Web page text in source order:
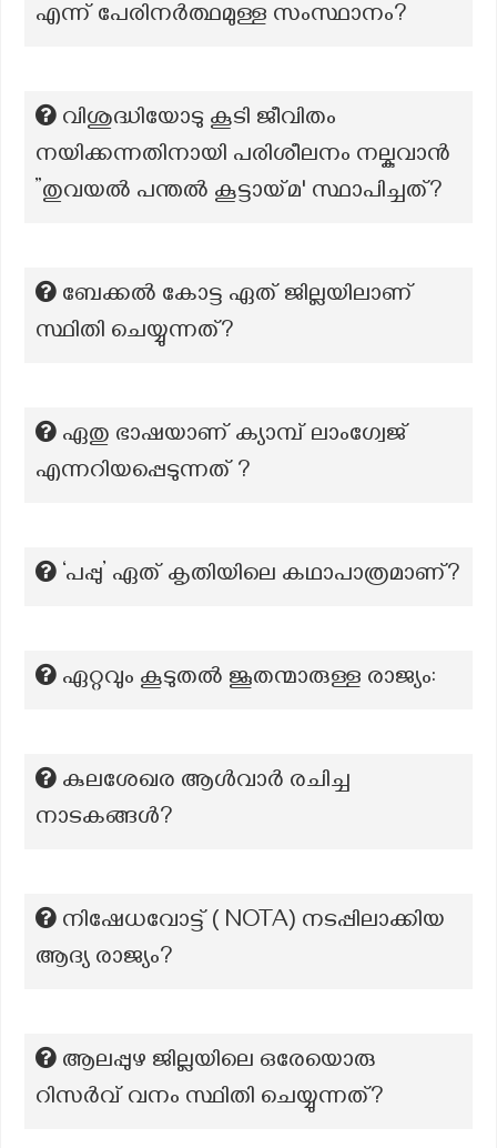
എന്ന് പേരിനർത്ഥമുള്ള സംസ്ഥാനം?
വിശുദ്ധിയോടു കൂടി ജീവിതം
നയിക്കന്നതിനായി പരിശീലനം നല്കുവാൻ
”തുവയൽ പന്തൽ കൂട്ടായ്മ' സ്ഥാപിച്ചത്?
ബേക്കല്‍ കോട്ട ഏത് ജില്ലയിലാണ്
സ്ഥിതി ചെയ്യുന്നത്?
ഏതു ഭാഷയാണ് ക്യാമ്പ് ലാംഗ്വേജ്
എന്നറിയപ്പെടുന്നത് ?
‘പപ്പു’ ഏത് കൃതിയിലെ കഥാപാത്രമാണ്?
ഏറ്റവും കൂടുതൽ ജൂതന്മാരുള്ള രാജ്യം:
കുലശേഖര ആൾവാർ രചിച്ച
നാടകങ്ങൾ?
നിഷേധവോട്ട് ( NOTA) നടപ്പിലാക്കിയ
ആദ്യ രാജ്യം?
ആലപ്പുഴ ജില്ലയിലെ ഒരേയൊരു
റിസർവ് വനം സ്ഥിതി ചെയ്യുന്നത്?